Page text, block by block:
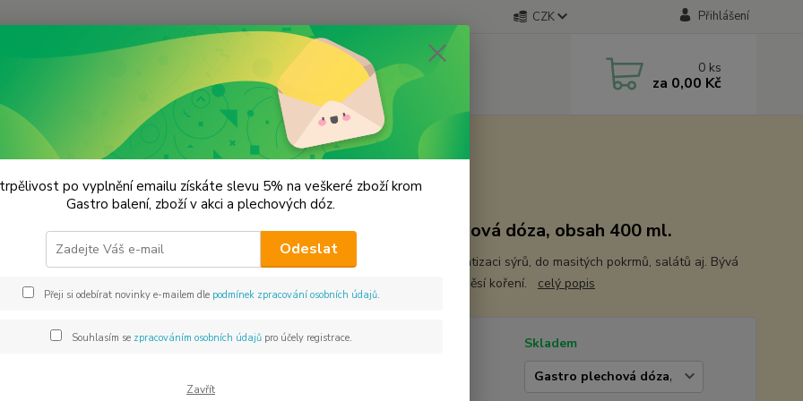
CZK Přihlášení
0 ks
za 0,00 Kč
Premium koření Pískavice celá Prémiová kvalita
celá Prémiová kvalita
Gastro plechová dóza, obsah 400 ml.
Používá se k aromatizaci sýrů, do masitých pokrmů, salátů aj. Bývá
součástí mnoha směsí koření. celý popis
Skladem
po vyplnění emailu získáte slevu 5% na veškeré zboží krom
Gastro balení, zboží v akci a plechových dóz.
Odeslat
Přeji si odebírat novinky e-mailem dle podmínek zpracování osobních údajů.
Souhlasím se zpracováním osobních údajůpro účely registrace.
Zavřít